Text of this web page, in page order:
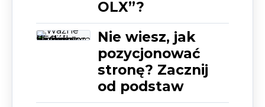
OLX”?
Nie wiesz, jak
pozycjonować
stronę? Zacznij
od podstaw